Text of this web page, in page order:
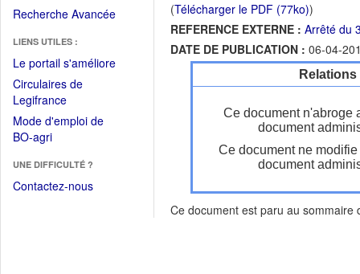
Recherche Avancée
LIENS UTILES :
Le portail s'améliore(Fichier
Circulaires de
Legifrance(Ouvrir
dans
une
fenêtre)
Mode d'emploi de
BO-agri(Ouvrir
une
nouvelle
UNE DIFFICULTÉ ?
Contactez-nous
(Télécharger le PDF (77ko))
REFERENCE EXTERNE : Arrêté du
DATE DE PUBLICATION : 06-04-
Ce document n'abroge
document
Ce document ne
document
Ce document est paru au sommaire